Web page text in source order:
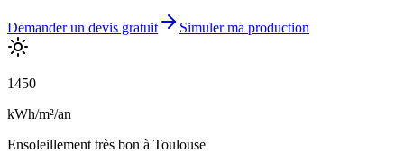
Demander un devis gratuit Simuler ma production
1450
kWh/m²/an
Ensoleillement très bon à Toulouse